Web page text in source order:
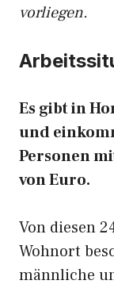
vorliegen.
Es gibt in
und
Personen
von Euro.
Von diesen
Wohnort
männliche